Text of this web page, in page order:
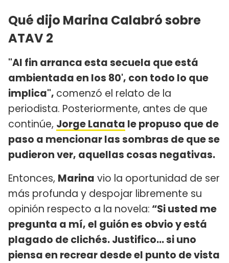
Qué dijo Marina Calabró sobre
ATAV 2
"Al fin arranca esta secuela que está
ambientada en los 80', con todo lo que
implica", comenzó el relato de la
periodista. Posteriormente, antes de que
continúe, Jorge Lanata le propuso que de
paso a mencionar las sombras de que se
pudieron ver, aquellas cosas negativas.
Entonces, Marina vio la oportunidad de ser
más profunda y despojar libremente su
opinión respecto a la novela: “Si usted me
pregunta a mí, el guión es obvio y está
plagado de clichés. Justifico... si uno
piensa en recrear desde el punto de vista